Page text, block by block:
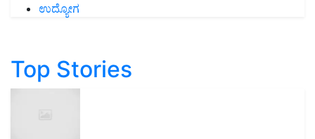
ಉದ್ಯೋಗ
Top Stories